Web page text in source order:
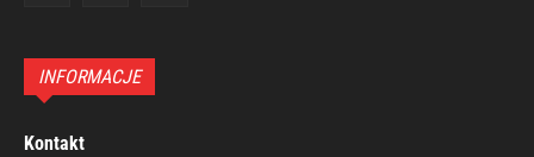
INFORMACJE
Kontakt